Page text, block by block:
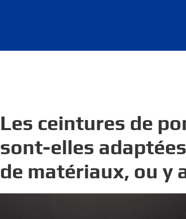
Les ceintures de
sont-elles
de matériaux, ou y